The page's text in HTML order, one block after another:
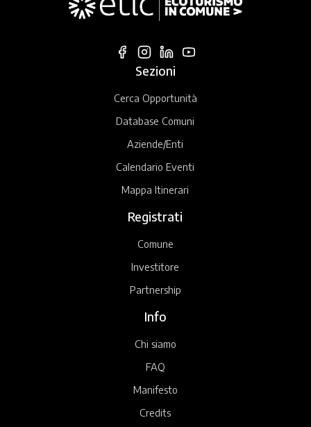
Sezioni
Cerca Opportunità
Database Comuni
Aziende/Enti
Calendario Eventi
Mappa Itinerari
Registrati
Comune
Investitore
Partnership
Info
Chi siamo
FAQ
Manifesto
Credits